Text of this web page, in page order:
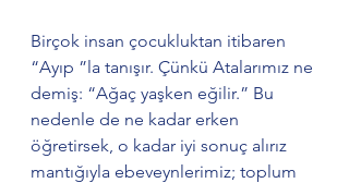
Birçok insan çocukluktan itibaren
“Ayıp ”la tanışır. Çünkü Atalarımız ne
demiş: “Ağaç yaşken eğilir.” Bu
nedenle de ne kadar erken
öğretirsek, o kadar iyi sonuç alırız
mantığıyla ebeveynlerimiz; toplum